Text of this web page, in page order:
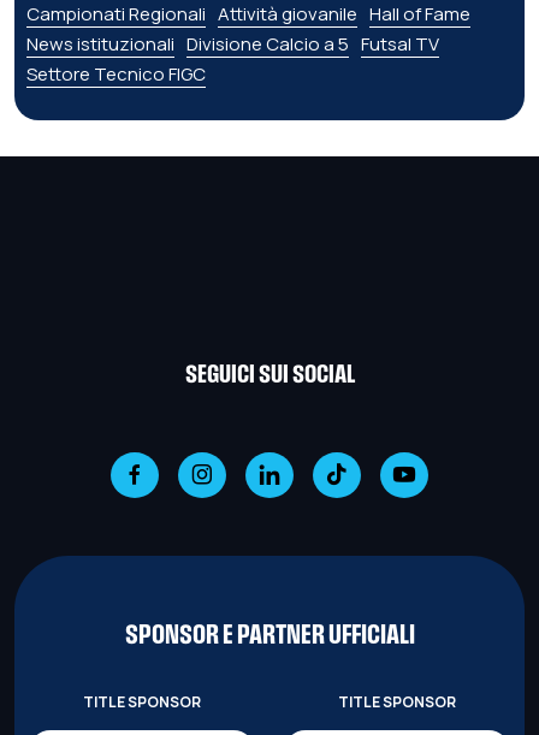
Campionati Regionali Attività giovanile Hall of Fame
News istituzionali Divisione Calcio a 5 Futsal TV
Settore Tecnico FIGC
SEGUICI SUI SOCIAL
SPONSOR E PARTNER UFFICIALI
TITLE SPONSOR TITLE SPONSOR